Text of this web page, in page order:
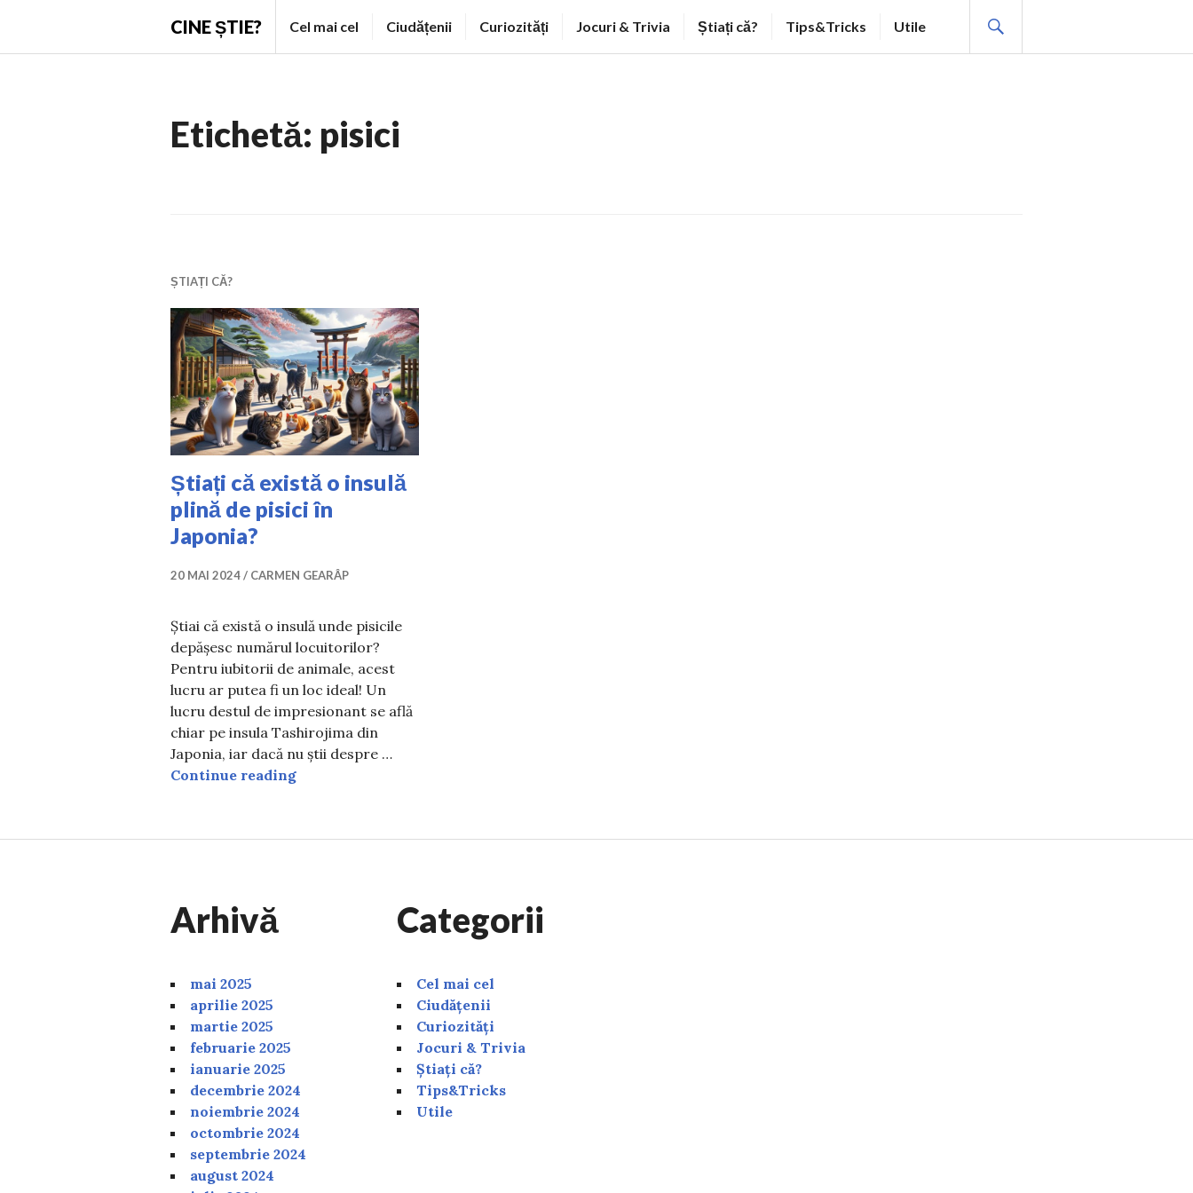
CINE ȘTIE? Cel mai cel Ciudățenii Curiozități Jocuri & Trivia Știați că? Tips&Tricks Utile
Etichetă: pisici
ȘTIAȚI CĂ?
Știați că există o insulă
plină de pisici în
Japonia?
20 MAI 2024 CARMEN GEARÂP
Știai că există o insulă unde pisicile
depășesc numărul locuitorilor?
Pentru iubitorii de animale, acest
lucru ar putea fi un loc ideal! Un
lucru destul de impresionant se află
chiar pe insula Tashirojima din
Japonia, iar dacă nu știi despre …
Continue readingȘtiați că există o insulă plină de pisici în Japonia?
Arhivă
mai 2025
aprilie 2025
martie 2025
februarie 2025
ianuarie 2025
decembrie 2024
noiembrie 2024
octombrie 2024
septembrie 2024
august 2024
Categorii
Cel mai cel
Ciudățenii
Curiozități
Jocuri & Trivia
Știați că?
Tips&Tricks
Utile